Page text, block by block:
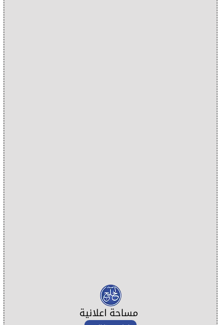
مساحة اعلانية